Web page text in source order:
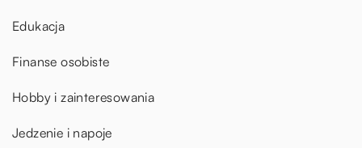
Edukacja
Finanse osobiste
Hobby i zainteresowania
Jedzenie i napoje